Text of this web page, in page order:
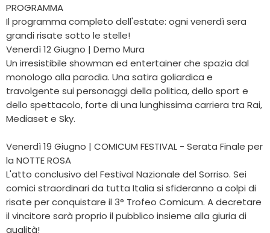
PROGRAMMA
Il programma completo dell'estate: ogni venerdì sera
grandi risate sotto le stelle!
Venerdì 12 Giugno | Demo Mura
Un irresistibile showman ed entertainer che spazia dal
monologo alla parodia. Una satira goliardica e
travolgente sui personaggi della politica, dello sport e
dello spettacolo, forte di una lunghissima carriera tra Rai,
Mediaset e Sky.
Venerdì 19 Giugno | COMICUM FESTIVAL - Serata Finale per
la NOTTE ROSA
L'atto conclusivo del Festival Nazionale del Sorriso. Sei
comici straordinari da tutta Italia si sfideranno a colpi di
risate per conquistare il 3° Trofeo Comicum. A decretare
il vincitore sarà proprio il pubblico insieme alla giuria di
qualità!